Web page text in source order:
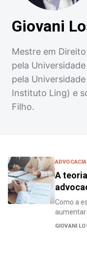
Giovani
Mestre em
pela
pela
Instituto Ling) e
Filho.
ADVOCACIA
A
Como a
aumentar
GIOVANI